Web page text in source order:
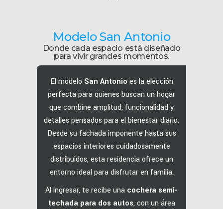
Modelo San Antonio
Donde cada espacio está diseñado
para vivir grandes momentos.
El modelo San Antonio es la elección
perfecta para quienes buscan un hogar
que combine amplitud, funcionalidad y
detalles pensados para el bienestar diario.
Desde su fachada imponente hasta sus
espacios interiores cuidadosamente
distribuidos, esta residencia ofrece un
entorno ideal para disfrutar en familia.
Al ingresar, te recibe una cochera semi-
techada para dos autos, con un área